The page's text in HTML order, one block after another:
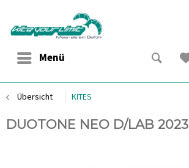
Menü
Übersicht KITES
DUOTONE NEO D/LAB 2023